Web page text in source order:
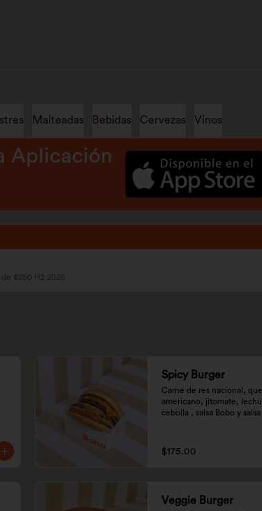
Malteadas Bebidas Cervezas Vinos
Aplicación
$250 H2 2026
Spicy Burger
Carne de res nacional,
americano, jitomate,
cebolla , salsa Bobo y salsa
$175.00
Veggie Burger